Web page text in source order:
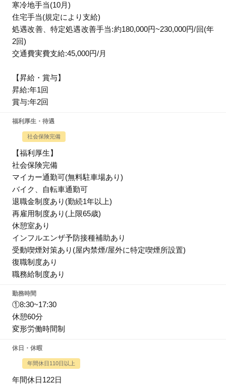
寒冷地手当(10月)
住宅手当(規定により支給)
処遇改善、特定処遇改善手当:約180,000円~230,000円/回(年
2回)
交通費実費支給:45,000円/月
【昇給・賞与】
昇給:年1回
賞与:年2回
福利厚生・待遇
社会保険完備
【福利厚生】
社会保険完備
マイカー通勤可(無料駐車場あり)
バイク、自転車通勤可
退職金制度あり(勤続1年以上)
再雇用制度あり(上限65歳)
休憩室あり
インフルエンザ予防接種補助あり
受動喫煙対策あり(屋内禁煙/屋外に特定喫煙所設置)
復職制度あり
職務給制度あり
勤務時間
①8:30~17:30
休憩60分
変形労働時間制
休日・休暇
年間休日110日以上
年間休日122日